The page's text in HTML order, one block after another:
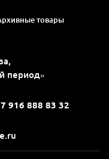
товары
период»
916 888 83 32